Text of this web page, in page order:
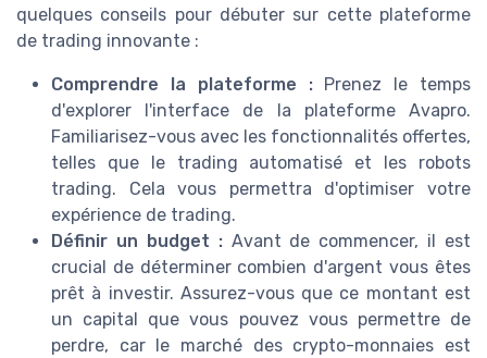
quelques conseils pour débuter sur cette plateforme
de trading innovante :
Comprendre la plateforme :Prenez le temps
d'explorer l'interface de la plateforme Avapro.
Familiarisez-vous avec les fonctionnalités offertes,
telles que le trading automatisé et les robots
trading. Cela vous permettra d'optimiser votre
expérience de trading.
Définir un budget :Avant de commencer, il est
crucial de déterminer combien d'argent vous êtes
prêt à investir. Assurez-vous que ce montant est
un capital que vous pouvez vous permettre de
perdre, car le marché des crypto-monnaies est